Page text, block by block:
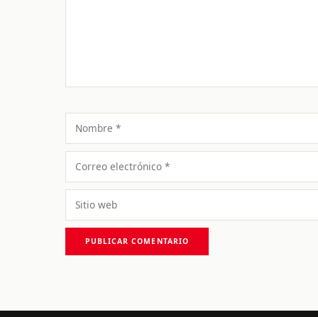
Nombre
Correo
electrónico
Sitio
web